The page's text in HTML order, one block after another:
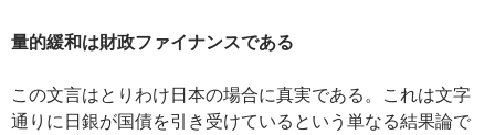
量的緩和は財政ファイナンスである
この文言はとりわけ日本の場合に真実である。これは文字
通りに日銀が国債を引き受けているという単なる結果論で